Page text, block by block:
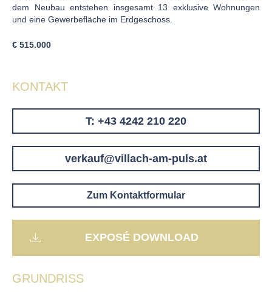
dem Neubau entstehen insgesamt 13 exklusive Wohnungen
und eine Gewerbefläche im Erdgeschoss.
€ 515.000
KONTAKT
T: +43 4242 210 220
verkauf@villach-am-puls.at
Zum Kontaktformular
EXPOSÉ DOWNLOAD
GRUNDRISS